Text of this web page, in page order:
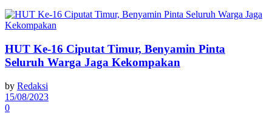
HUT Ke-16 Ciputat Timur, Benyamin Pinta
Seluruh Warga Jaga Kekompakan
by Redaksi
15/08/2023
0